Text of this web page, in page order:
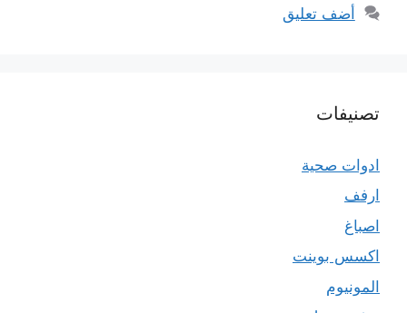
أضف تعليق
تصنيفات
ادوات صحية
ارفف
اصباغ
اكسس بوينت
المونيوم